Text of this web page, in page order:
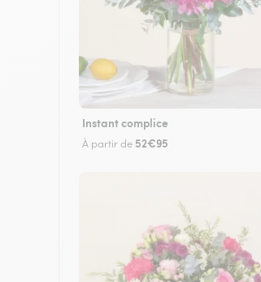
Instant complice
À partir de 52€95